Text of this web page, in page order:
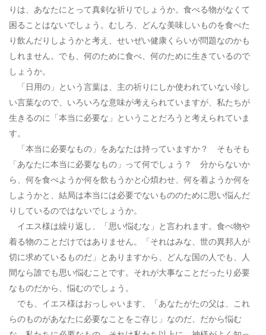
りは、あなたにとって真剣な祈りでしょうか。食べる物がなくて
困ることはないでしょう。むしろ、どんな美味しいものを食べた
り飲んだりしようかと考え、せいぜい健康くらいが問題なのかも
しれません。でも、何のために食べ、何のために生きているので
しょうか。
「日用の」という言葉は、主の祈りにしか使われていない珍し
い言葉なので、いろいろな意味が考えられていますが、私たちが
生きるのに「本当に必要な」ということだろうと考えられていま
す。
「本当に必要なもの」をあなたは持っていますか？ そもそも
「あなたに本当に必要なもの」って何でしょう？ 分からないか
ら、何を食べようか何を飲もうかと心煩わせ、何を着ようか何を
しようかと、結局は本当には必要でないもののために思い悩んだ
りしているのではないでしょうか。
イエス様は繰り返し、「思い悩むな」と言われます。食べ物や
着る物のことだけではありません。「それはみな、世の異邦人が
切に求めているものだ」とありますから、どんな国の人でも、人
間なら誰でも思い悩むことです。それが大事なことだったり必要
なものだから、悩むのでしょう。
でも、イエス様はおっしゃいます、「あなたがたの父は、これ
らのものがあなたに必要なことをご存じ」なのだ、だから悩む